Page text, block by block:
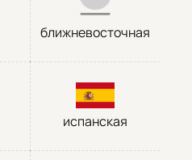
ближневосточная
испанская